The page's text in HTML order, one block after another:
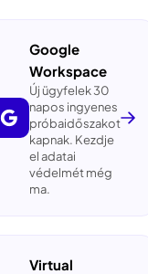
Google
Workspace
Új ügyfelek 30
napos ingyenes
próbaidőszakot
kapnak. Kezdje
el adatai
védelmét még
ma.
Virtual